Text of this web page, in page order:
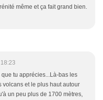
même et ça fait grand bien.
que tu apprécies...Là-bas les
volcans et le plus haut autour
un peu plus de 1700 mètres,